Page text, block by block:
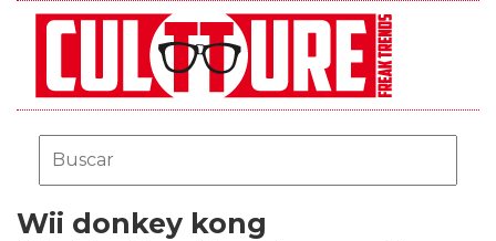
Wii donkey kong